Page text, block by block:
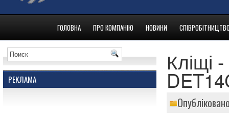
ГОЛОВНА ПРО КОМПАНІЮ НОВИНИ
РЕКЛАМА
Кліщі